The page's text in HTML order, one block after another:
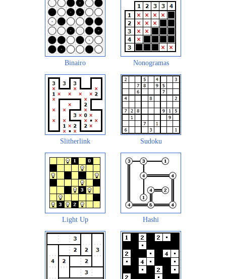
Binairo Nonogramas
Slitherlink Sudoku
Light Up Hashi